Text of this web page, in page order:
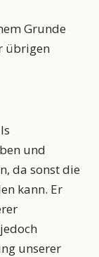
Grunde
übrigen
und
da sonst die
kann. Er
unserer